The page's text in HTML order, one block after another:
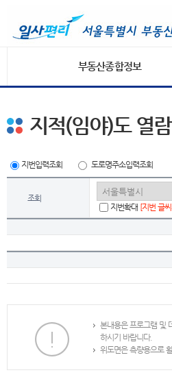
부동산종합정보
지적(임야)도 열람
지번입력조회 도로명주소입력조회
조회
지번확대 [지번 글
본내용은 프로그램 및
하시기 바랍니다.
위도면은 측량용으로